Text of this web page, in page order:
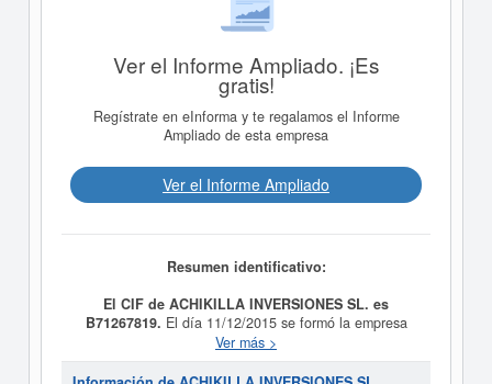
Ver el Informe Ampliado. ¡Es
gratis!
Regístrate en eInforma y te regalamos el Informe
Ampliado de esta empresa
Ver el Informe Ampliado
Resumen identificativo:
El CIF de ACHIKILLA INVERSIONES SL. es
B71267819. El día 11/12/2015 se formó la empresa
ACHIKILLA INVERSIONES SL.
Peluquería y otros tratamientos de belleza. Otros
objetos son: La compra, venta o arrendamiento de
Ver más >